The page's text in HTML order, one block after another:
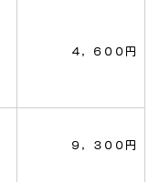
４，６００円
９，３００円